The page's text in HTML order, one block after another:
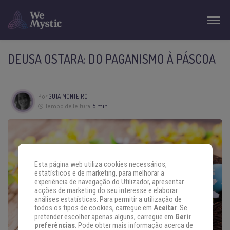
DEUSA OSTARA: DO PAGANISMO À PÁSCOA
Por GUTA MONTEIRO
Tempo de leitura: 5 min
Esta página web utiliza cookies necessários,
estatísticos e de marketing, para melhorar a
experiência de navegação do Utilizador, apresentar
acções de marketing do seu interesse e elaborar
análises estatísticas. Para permitir a utilização de
todos os tipos de cookies, carregue em Aceitar. Se
pretender escolher apenas alguns, carregue em Gerir
preferências. Pode obter mais informação acerca de